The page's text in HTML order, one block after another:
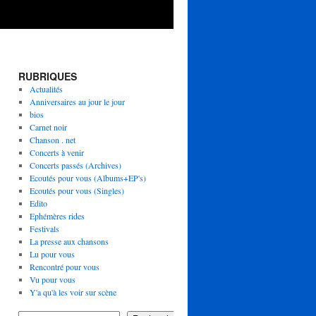
RUBRIQUES
Actualités
Anniversaires au jour le jour
bios
Carnet noir
Chanson . net
Concerts à venir
Concerts passés (Archives)
Ecoutés pour vous (Albums+EP's)
Ecoutés pour vous (Singles)
Edito
Ephémères rides
Festivals
La presse aux chansons
Lu pour vous
Rencontré pour vous
Vu pour vous
Y'a qu'à les voir sur scène